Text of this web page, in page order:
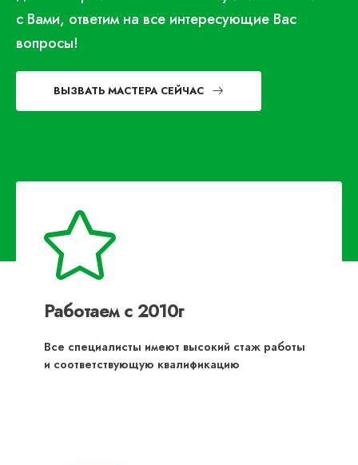
с Вами, ответим на все интересующие Вас
вопросы!
ВЫЗВАТЬ МАСТЕРА СЕЙЧАС
Работаем с 2010г
Все специалисты имеют высокий стаж работы
и соответствующую квалификацию